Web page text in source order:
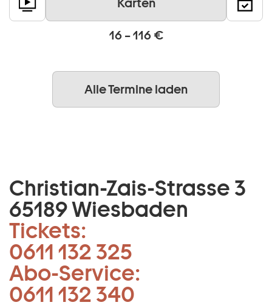
Karten
16 – 116 €
Alle Termine laden
Christian-Zais-Strasse 3
65189 Wiesbaden
Tickets:
0611 132 325
Abo-Service:
0611 132 340